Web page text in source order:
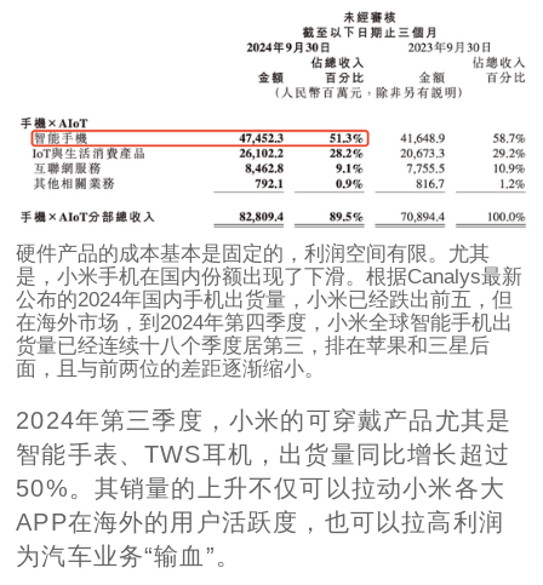
硬件产品的成本基本是固定的，利润空间有限。尤其
是，小米手机在国内份额出现了下滑。根据Canalys最新
公布的2024年国内手机出货量，小米已经跌出前五，但
在海外市场，到2024年第四季度，小米全球智能手机出
货量已经连续十八个季度居第三，排在苹果和三星后
面，且与前两位的差距逐渐缩小。
2024年第三季度，小米的可穿戴产品尤其是
智能手表、TWS耳机，出货量同比增长超过
50%。其销量的上升不仅可以拉动小米各大
APP在海外的用户活跃度，也可以拉高利润
为汽车业务“输血”。